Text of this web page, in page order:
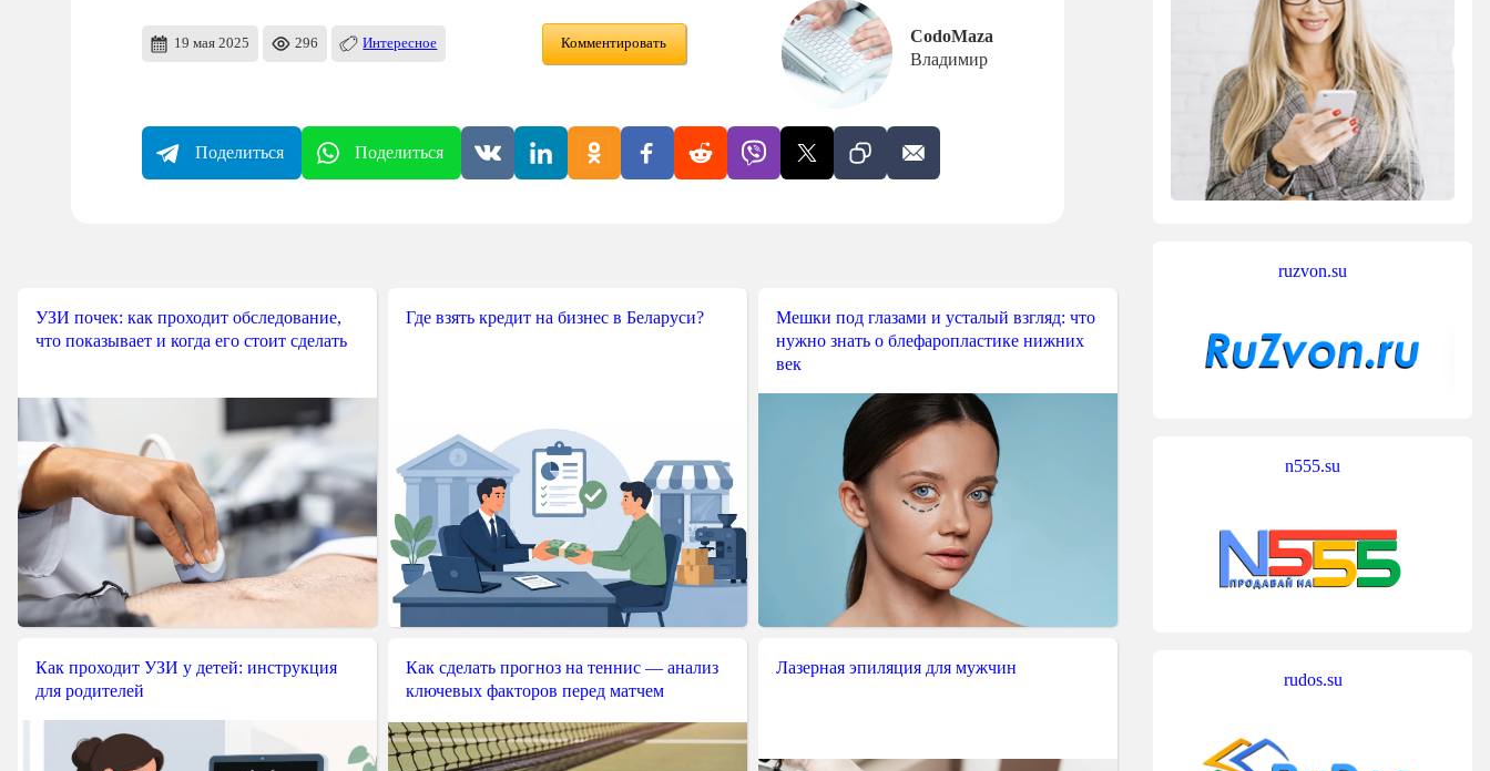
19 мая 2025 296 Интересное Комментировать
CodoMaza
Владимир
Поделиться Поделиться
УЗИ почек: как проходит обследование,
что показывает и когда его стоит сделать
Где взять кредит на бизнес в Беларуси?
Мешки под глазами и усталый взгляд: что
нужно знать о блефаропластике нижних
век
Как проходит УЗИ у детей: инструкция
для родителей
Как сделать прогноз на теннис — анализ
ключевых факторов перед матчем
Лазерная эпиляция для мужчин
ruzvon.su
n555.su
rudos.su